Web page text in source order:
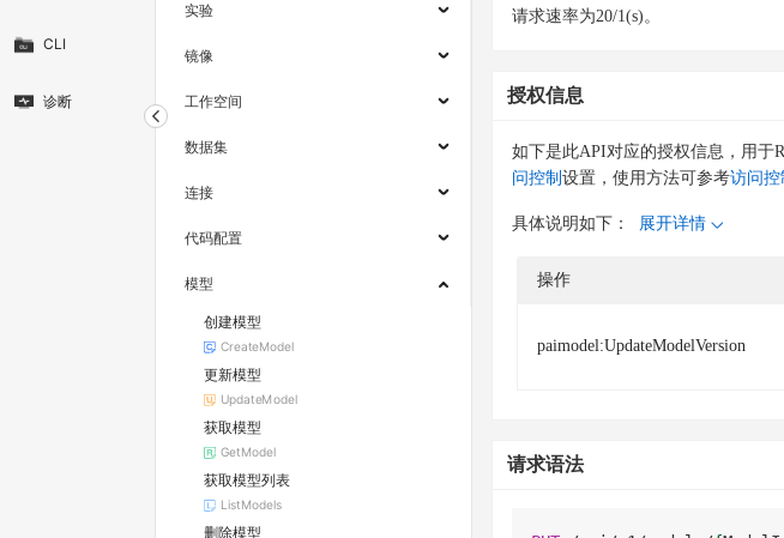
CLI
诊断
实验
镜像
工作空间
数据集
连接
代码配置
模型
创建模型
CreateModel
更新模型
UpdateModel
获取模型
GetModel
获取模型列表
ListModels
删除模型
请求速率为20/1(s)。
授权信息
如下是此API对应的授权信息，用于
问控制 设置，使用方法可参考访问控
具体说明如下： 展开详情
操作
paimodel:UpdateModelVersion
请求语法